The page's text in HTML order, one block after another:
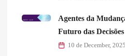
Agentes da
Futuro das Decisões
10 de December, 2025